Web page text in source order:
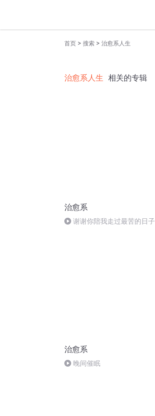
首页 > 搜索 > 治愈系人生
治愈系人生 相关的专辑
治愈系
谢谢你陪我走过最苦的日子
治愈系
晚间催眠